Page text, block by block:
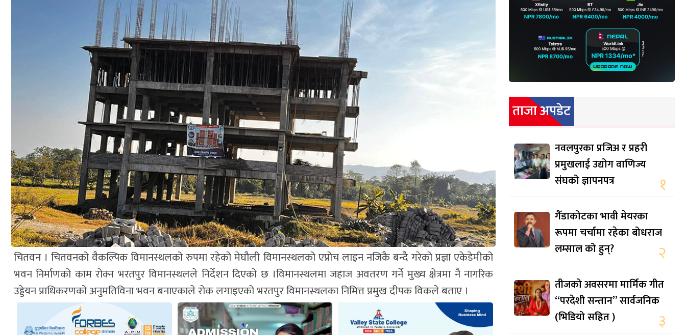
चितवन । चितवनको वैकल्पिक विमानस्थलको रुपमा रहेको मेघौली विमानस्थलको एप्रोच लाइन नजिकै बन्दै गरेको प्रज्ञा एकेडेमीको
भवन निर्माणको काम रोक्न भरतपुर विमानस्थलले निर्देशन दिएको छ ।विमानस्थलमा जहाज अवतरण गर्ने मुख्य क्षेत्रमा नै नागरिक
उड्डेयन प्राधिकरणको अनुमतिविना भवन बनाएकाले रोक लगाइएको भरतपुर विमानस्थलका निमित्त प्रमुख दीपक विकले बताए ।
ताजा अपडेट
नवलपुरका प्रजिअ र प्रहरी
प्रमुखलाई उद्योग वाणिज्य
संघको ज्ञापनपत्र
१
गैँडाकोटका भावी मेयरका
रूपमा चर्चामा रहेका बोधराज
लम्साल को हुन्?
२
तीजको अवसरमा मार्मिक गीत
“परदेशी सन्तान” सार्वजनिक
(भिडियो सहित )
३